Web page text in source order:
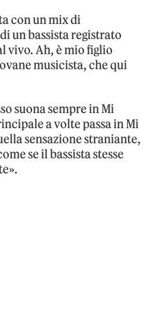
con un mix di
un bassista registrato
vivo. Ah, è mio figlio
musicista, che qui
suona sempre in Mi
a volte passa in Mi
sensazione straniante,
se il bassista stesse